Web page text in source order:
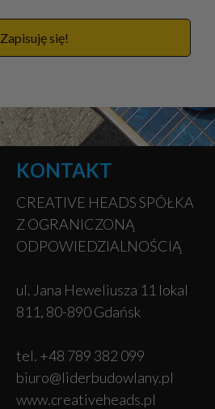
Zapisuję się!
KONTAKT
CREATIVE HEADS SPÓŁKA
Z OGRANICZONĄ
ODPOWIEDZIALNOŚCIĄ
ul. Jana Heweliusza 11 lokal
811, 80-890 Gdańsk
tel. +48 789 382 099
biuro@liderbudowlany.pl
www.creativeheads.pl